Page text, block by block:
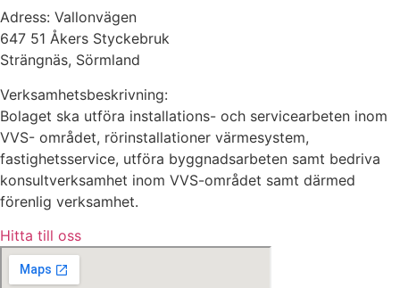
Adress: Vallonvägen
647 51 Åkers Styckebruk
Strängnäs, Sörmland
Verksamhetsbeskrivning:
Bolaget ska utföra installations- och servicearbeten inom
VVS- området, rörinstallationer värmesystem,
fastighetsservice, utföra byggnadsarbeten samt bedriva
konsultverksamhet inom VVS-området samt därmed
förenlig verksamhet.
Hitta till oss